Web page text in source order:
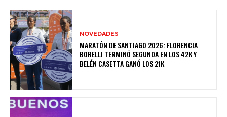
NOVEDADES
MARATÓN DE SANTIAGO 2026: FLORENCIA
BORELLI TERMINÓ SEGUNDA EN LOS 42K Y
BELÉN CASETTA GANÓ LOS 21K